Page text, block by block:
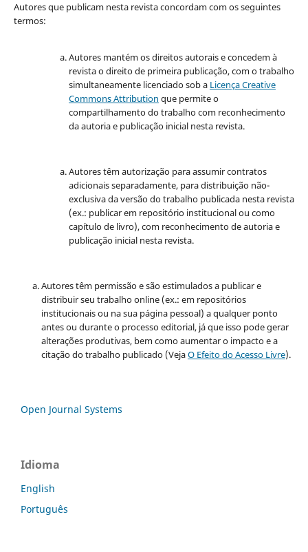
Autores que publicam nesta revista concordam com os seguintes
termos:
Autores mantém os direitos autorais e concedem à
revista o direito de primeira publicação, com o trabalho
simultaneamente licenciado sob a Licença Creative
Commons Attribution que permite o
compartilhamento do trabalho com reconhecimento
da autoria e publicação inicial nesta revista.
Autores têm autorização para assumir contratos
adicionais separadamente, para distribuição não-
exclusiva da versão do trabalho publicada nesta revista
(ex.: publicar em repositório institucional ou como
capítulo de livro), com reconhecimento de autoria e
publicação inicial nesta revista.
Autores têm permissão e são estimulados a publicar e
distribuir seu trabalho online (ex.: em repositórios
institucionais ou na sua página pessoal) a qualquer ponto
antes ou durante o processo editorial, já que isso pode gerar
alterações produtivas, bem como aumentar o impacto e a
citação do trabalho publicado (VejaO Efeito do Acesso Livre).
Open Journal Systems
Idioma
English
Português